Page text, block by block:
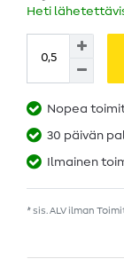
Heti
Nopea
30 päivän
Ilmainen
* sis. ALV ilman